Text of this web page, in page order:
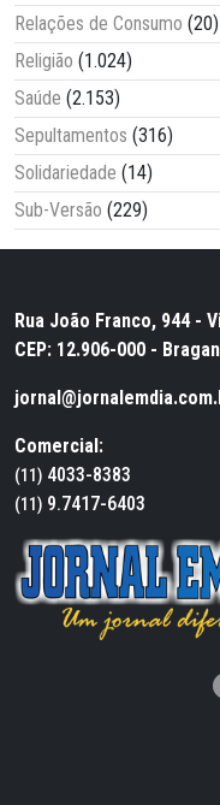
Relações de Consumo (20)
Religião (1.024)
Saúde (2.153)
Sepultamentos (316)
Solidariedade (14)
Sub-Versão (229)
Rua João Franco, 944 -
CEP: 12.906-000 -
Comercial:
(11) 4033-8383
(11) 9.7417-6403